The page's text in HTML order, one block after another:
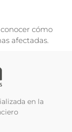
cómo
afectadas.
en la